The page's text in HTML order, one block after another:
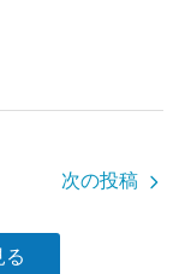
次の投稿
る